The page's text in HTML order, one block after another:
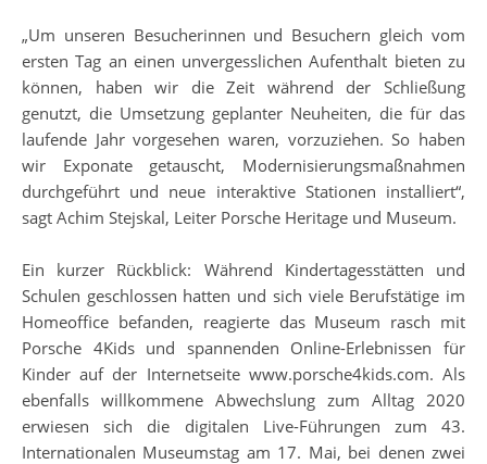
„Um unseren Besucherinnen und Besuchern gleich vom
ersten Tag an einen unvergesslichen Aufenthalt bieten zu
können, haben wir die Zeit während der Schließung
genutzt, die Umsetzung geplanter Neuheiten, die für das
laufende Jahr vorgesehen waren, vorzuziehen. So haben
wir Exponate getauscht, Modernisierungsmaßnahmen
durchgeführt und neue interaktive Stationen installiert“,
sagt Achim Stejskal, Leiter Porsche Heritage und Museum.
Ein kurzer Rückblick: Während Kindertagesstätten und
Schulen geschlossen hatten und sich viele Berufstätige im
Homeoffice befanden, reagierte das Museum rasch mit
Porsche 4Kids und spannenden Online-Erlebnissen für
Kinder auf der Internetseite www.porsche4kids.com. Als
ebenfalls willkommene Abwechslung zum Alltag 2020
erwiesen sich die digitalen Live-Führungen zum 43.
Internationalen Museumstag am 17. Mai, bei denen zwei